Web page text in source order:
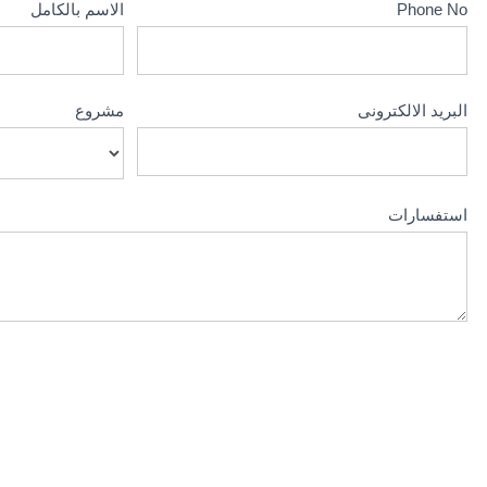
الاسم بالكامل Phone No
مشروع البريد الالكترونى
استفسارات